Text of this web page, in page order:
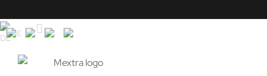
DE